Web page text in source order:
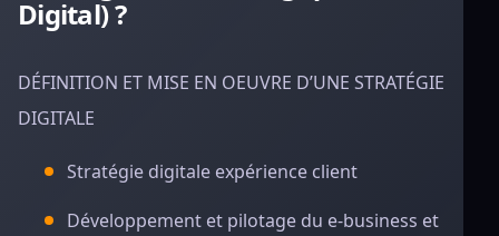
Digital) ?
DÉFINITION ET MISE EN OEUVRE D’UNE STRATÉGIE
DIGITALE
Stratégie digitale expérience client
Développement et pilotage du e-business et